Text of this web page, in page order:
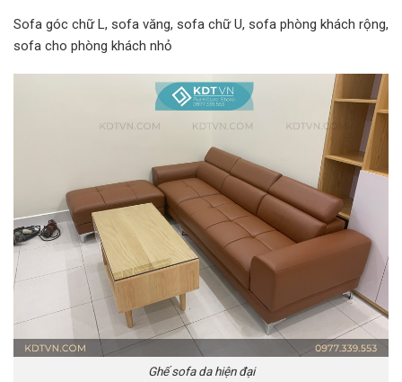
Sofa góc chữ L, sofa văng, sofa chữ U, sofa phòng khách rộng,
sofa cho phòng khách nhỏ
Ghế sofa da hiện đại